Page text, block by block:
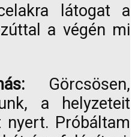
látogat a
a végén mi
Görcsösen,
a helyzeteit
nyert. Próbáltam